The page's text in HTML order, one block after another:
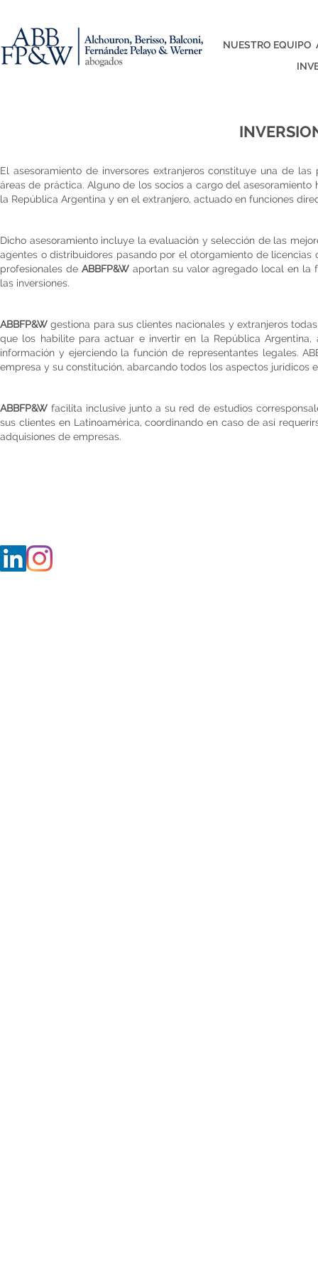
NUESTRO EQUIPO
El asesoramiento de inversores extranjeros constituye una de
áreas de práctica. Alguno de los socios a cargo del
la República Argentina y en el extranjero, actuado en funciones
Dicho asesoramiento incluye la evaluación y selección de las
agentes o distribuidores pasando por el otorgamiento de
profesionales de ABBFP&Waportan su valor agregado local en la
las inversiones.
ABBFP&Wgestiona para sus clientes nacionales y extranjeros
que los habilite para actuar e invertir en la República
información y ejerciendo la función de representantes legales.
empresa y su constitución, abarcando todos los aspectos jurídicos
ABBFP&W facilita inclusive junto a su red de estudios
sus clientes en Latinoamérica, coordinando en caso de así
adquisiones de empresas.